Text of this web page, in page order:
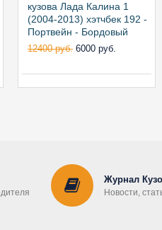
кузова Лада Калина 1
(2004-2013) хэтчбек 192 -
Портвейн - Бордовый
12400 руб. 6000 руб.
Журнал
Новости,